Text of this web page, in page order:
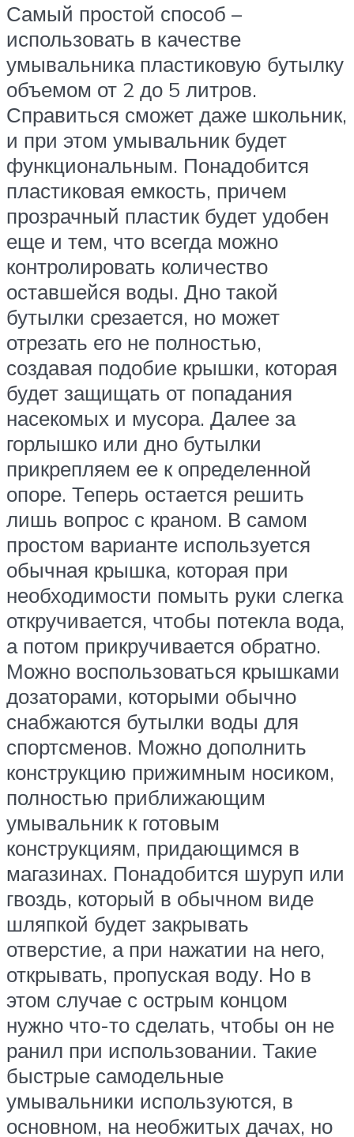
Самый простой способ –
использовать в качестве
умывальника пластиковую бутылку
объемом от 2 до 5 литров.
Справиться сможет даже школьник,
и при этом умывальник будет
функциональным. Понадобится
пластиковая емкость, причем
прозрачный пластик будет удобен
еще и тем, что всегда можно
контролировать количество
оставшейся воды. Дно такой
бутылки срезается, но может
отрезать его не полностью,
создавая подобие крышки, которая
будет защищать от попадания
насекомых и мусора. Далее за
горлышко или дно бутылки
прикрепляем ее к определенной
опоре. Теперь остается решить
лишь вопрос с краном. В самом
простом варианте используется
обычная крышка, которая при
необходимости помыть руки слегка
откручивается, чтобы потекла вода,
а потом прикручивается обратно.
Можно воспользоваться крышками
дозаторами, которыми обычно
снабжаются бутылки воды для
спортсменов. Можно дополнить
конструкцию прижимным носиком,
полностью приближающим
умывальник к готовым
конструкциям, придающимся в
магазинах. Понадобится шуруп или
гвоздь, который в обычном виде
шляпкой будет закрывать
отверстие, а при нажатии на него,
открывать, пропуская воду. Но в
этом случае с острым концом
нужно что-то сделать, чтобы он не
ранил при использовании. Такие
быстрые самодельные
умывальники используются, в
основном, на необжитых дачах, но